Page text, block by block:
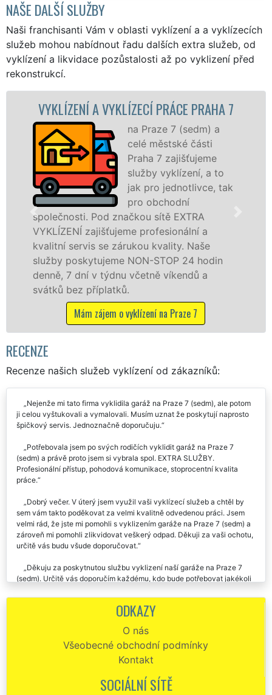
NAŠE DALŠÍ SLUŽBY
Naši franchisanti Vám v oblasti vyklízení a a vyklízecích
služeb mohou nabídnout řadu dalších extra služeb, od
vyklízení a likvidace pozůstalosti až po vyklizení před
rekonstrukcí.
A VYKLÍZECÍ PRÁCE PRAHA 7
na Praze 7 (sedm) a
celé městské části
Praha 7 zajišťujeme
služby vyklízení, a to
jak pro jednotlivce, tak
pro obchodní
Pod značkou sítě EXTRA
zajišťujeme profesionální a
se zárukou kvality. Naše
NON-STOP 24 hodin
v týdnu včetně víkendů a
příplatků.
zájem o vyklízení na Praze 7
osobám se
práce, a to
RECENZE
Recenze našich služeb vyklízení od zákazníků:
Nejenže mi tato firma vyklidila garáž na Praze 7 (sedm), ale potom
ji celou vyštukovali a vymalovali. Musím uznat že poskytují naprosto
špičkový servis. Jednoznačně doporučuju.
Potřebovala jsem po svých rodičích vyklidit garáž na Praze 7
(sedm) a právě proto jsem si vybrala spol. EXTRA SLUŽBY.
Profesionální přístup, pohodová komunikace, stoprocentní kvalita
práce.
Dobrý večer. V úterý jsem využil vaši vyklízecí služeb a chtěl by
sem vám takto poděkovat za velmi kvalitně odvedenou práci. Jsem
velmi rád, že jste mi pomohli s vyklizením garáže na Praze 7 (sedm) a
zároveň mi pomohli zlikvidovat veškerý odpad. Děkuji za vaši ochotu,
určitě vás budu všude doporučovat.
Děkuju za poskytnutou službu vyklizení naší garáže na Praze 7
(sedm). Určitě vás doporučím každému, kdo bude potřebovat jakékoli
Vyklizení BYTU na Praze 7 (sedm)Vyklizení bytu Praha 7 -
(sedm)? Jsme profesionální vyklízecí společnost z Prahy 7 (sedm),
která vám toto vyklízení mile ráda zajistí. Naše franchisová síť EXTRA
STĚHOVÁNÍ a EXTRA VYKLÍZENÍ vám v celé městské části Praha 7
zajistí bezproblémové vyklizení vašeho bytu nebo vyklízení bytové
jednotky. Váš byt vyklidíme ve vámi zvoleném termínu, který vám
bude vyhovovat. Vyklízení bytů na Praze 7 (sedm) automaticky
ODKAZY
O nás
Všeobecné obchodní podmínky
Kontakt
SOCIÁLNÍ SÍTĚ